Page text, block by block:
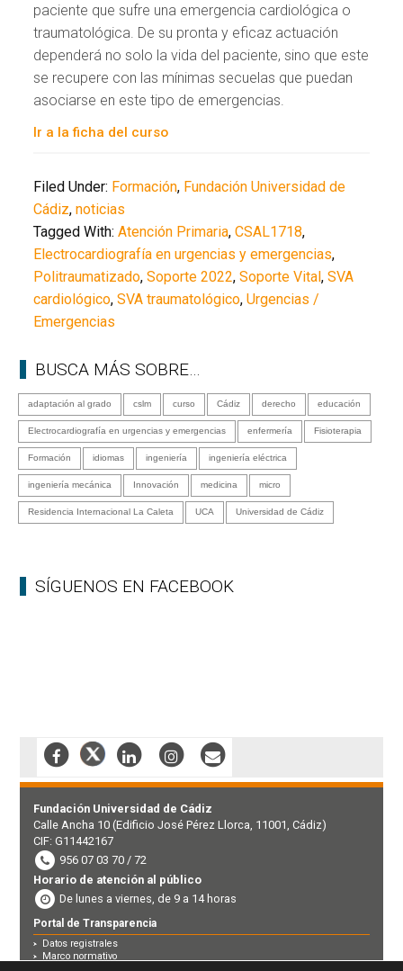
paciente que sufre una emergencia cardiológica o
traumatológica. De su pronta y eficaz actuación
dependerá no solo la vida del paciente, sino que este
se recupere con las mínimas secuelas que puedan
asociarse en este tipo de emergencias.
Ir a la ficha del curso
Filed Under: Formación, Fundación Universidad de
Cádiz,noticias
Tagged With:Atención Primaria,CSAL1718,
Electrocardiografía en urgencias y emergencias,
Politraumatizado,Soporte 2022,Soporte Vital,SVA
cardiológico,SVA traumatológico,Urgencias /
Emergencias
BUSCA MÁS SOBRE…
adaptación al grado cslm curso Cádiz derecho educación
Electrocardiografía en urgencias y emergencias enfermería Fisioterapia
Formación idiomas ingeniería ingeniería eléctrica
ingeniería mecánica Innovación medicina micro
Residencia Internacional La Caleta UCA Universidad de Cádiz
SÍGUENOS EN FACEBOOK
Fundación Universidad de Cádiz
Calle Ancha 10 (Edificio José Pérez Llorca, 11001, Cádiz)
CIF: G11442167
956 07 03 70 / 72
Horario de atención al público
De lunes a viernes, de 9 a 14 horas
Portal de Transparencia
Datos registrales
Marco normativo